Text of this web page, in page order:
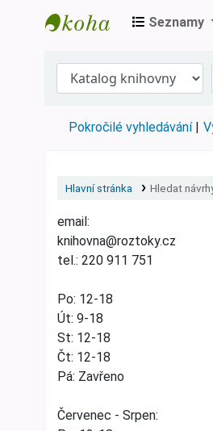
Seznamy
Pokročilé vyhledávání
Hlavní stránka Hledat
email:
knihovna@roztoky.cz
tel.: 220 911 751
Po: 12-18
Út: 9-18
St: 12-18
Čt: 12-18
Pá: Zavřeno
Červenec - Srpen: